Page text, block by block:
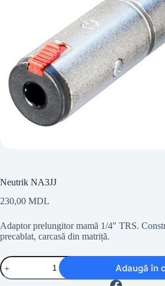
Neutrik NA3JJ
230,00 MDL
Adaptor prelungitor mamă 1/4″ TRS.
precablat, carcasă din matriță.
Cantitate
Neutrik
NA3JJ
Adaugă în